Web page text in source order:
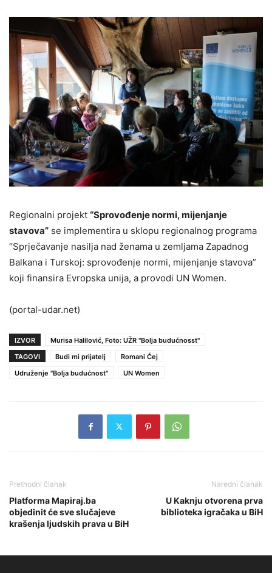
Regionalni projekt “Sprovođenje normi, mijenjanje
stavova” se implementira u sklopu regionalnog programa
“Sprječavanje nasilja nad ženama u zemljama Zapadnog
Balkana i Turskoj: sprovođenje normi, mijenjanje stavova”
koji finansira Evropska unija, a provodi UN Women.
(portal-udar.net)
IZVOR
Murisa Halilović, Foto: UŽR "Bolja budućnosst"
TAGOVI
Budi mi prijatelj
Romani Ćej
Udruženje "Bolja budućnost"
UN Women
Prethodni članak
Platforma Mapiraj.ba
objedinit će sve slučajeve
krašenja ljudskih prava u BiH
Naredni članak
U Kaknju otvorena prva
biblioteka igračaka u BiH